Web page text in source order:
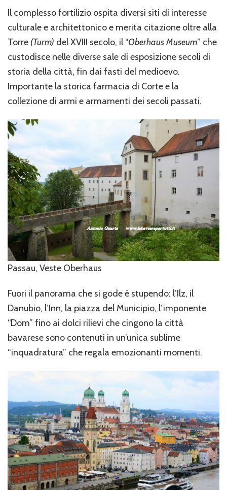
Il complesso fortilizio ospita diversi siti di interesse
culturale e architettonico e merita citazione oltre alla
Torre (Turm) del XVIII secolo, il “Oberhaus Museum” che
custodisce nelle diverse sale di esposizione secoli di
storia della città, fin dai fasti del medioevo.
Importante la storica farmacia di Corte e la
collezione di armi e armamenti dei secoli passati.
Passau, Veste Oberhaus
Fuori il panorama che si gode è stupendo: l’Ilz, il
Danubio, l’Inn, la piazza del Municipio, l’imponente
“Dom” fino ai dolci rilievi che cingono la città
bavarese sono contenuti in un’unica sublime
“inquadratura” che regala emozionanti momenti.